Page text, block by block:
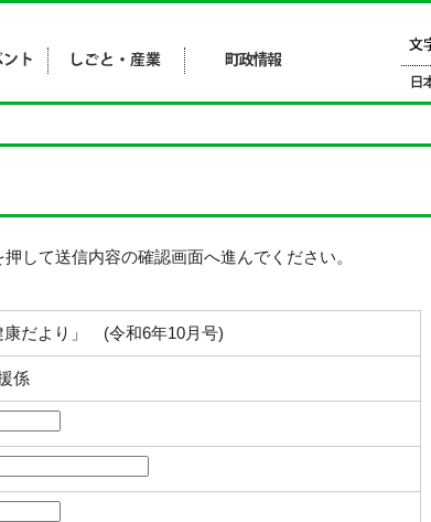
して送信内容の確認画面へ進んでください。
だより」 (令和6年10月号)
係